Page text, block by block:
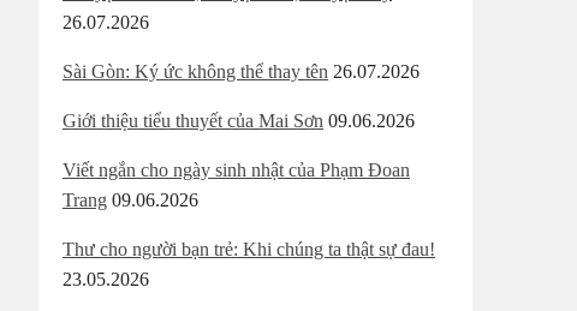
26.07.2026
Sài Gòn: Ký ức không thể thay tên 26.07.2026
Giới thiệu tiểu thuyết của Mai Sơn 09.06.2026
Viết ngắn cho ngày sinh nhật của Phạm Đoan
Trang 09.06.2026
Thư cho người bạn trẻ: Khi chúng ta thật sự đau!
23.05.2026